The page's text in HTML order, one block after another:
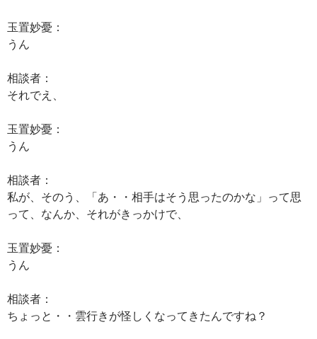
玉置妙憂：
うん
相談者：
それでえ、
玉置妙憂：
うん
相談者：
私が、そのう、「あ・・相手はそう思ったのかな」って思
って、なんか、それがきっかけで、
玉置妙憂：
うん
相談者：
ちょっと・・雲行きが怪しくなってきたんですね？